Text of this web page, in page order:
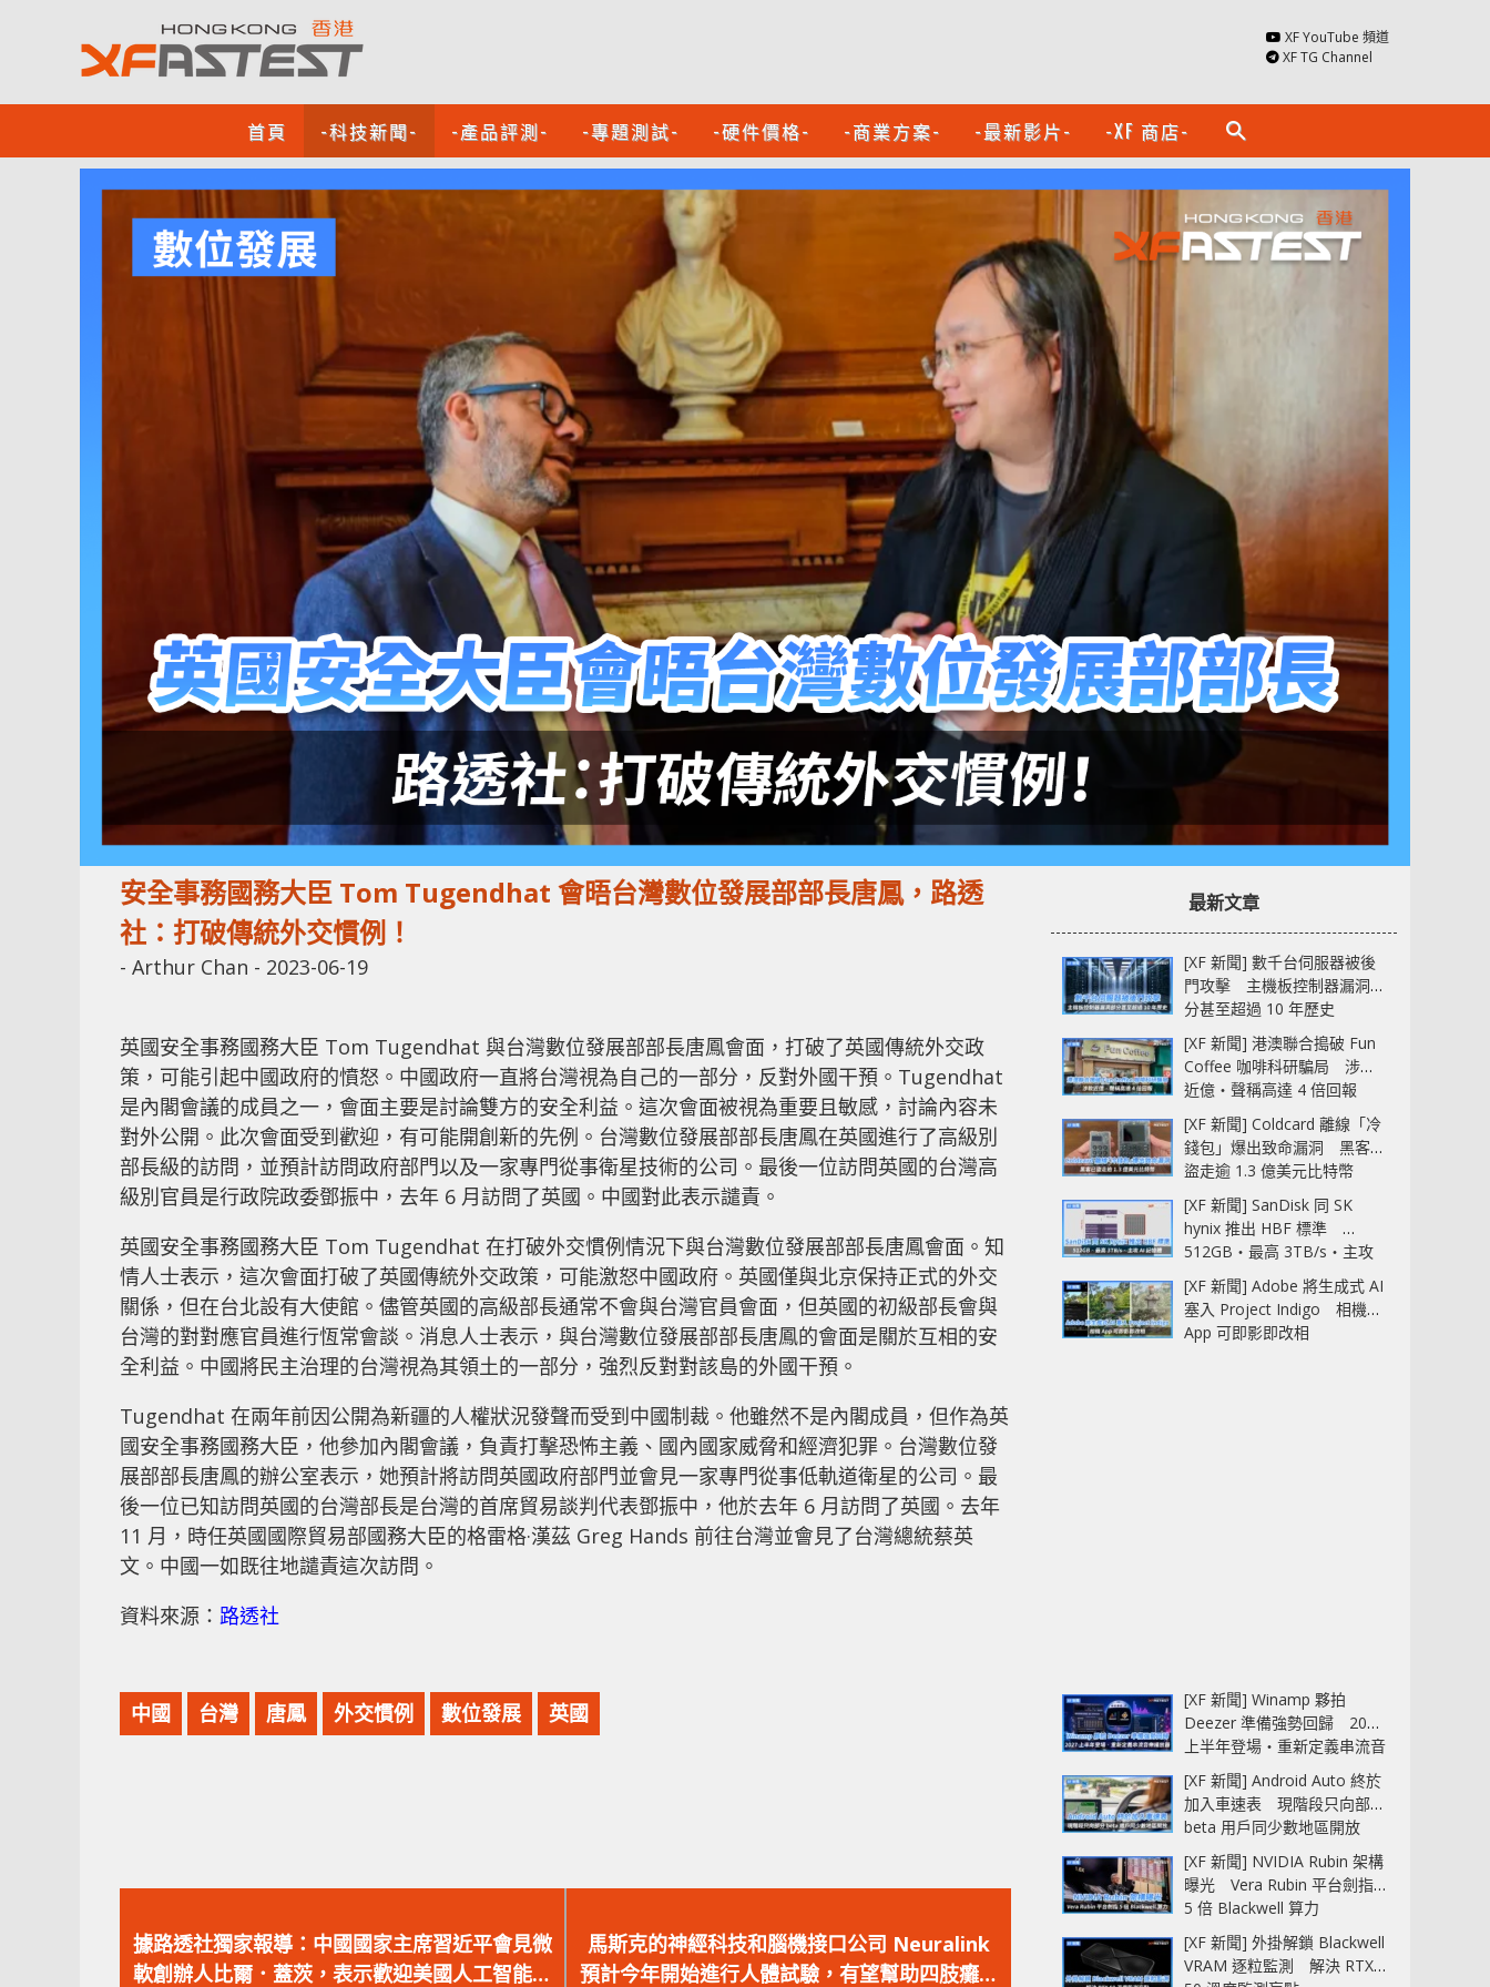
XF YouTube 頻道
XF TG Channel
首頁 -科技新聞- -產品評測- -專題測試- -硬件價格- -商業方案- -最新影片- -XF 商店- search
安全事務國務大臣 Tom Tugendhat 會晤台灣數位發展部部長唐鳳，路透
社：打破傳統外交慣例！
- Arthur Chan - 2023-06-19
英國安全事務國務大臣 Tom Tugendhat 與台灣數位發展部部長唐鳳會面，打破了英國傳統外交政
策，可能引起中國政府的憤怒。中國政府一直將台灣視為自己的一部分，反對外國干預。Tugendhat
是內閣會議的成員之一，會面主要是討論雙方的安全利益。這次會面被視為重要且敏感，討論內容未
對外公開。此次會面受到歡迎，有可能開創新的先例。台灣數位發展部部長唐鳳在英國進行了高級別
部長級的訪問，並預計訪問政府部門以及一家專門從事衛星技術的公司。最後一位訪問英國的台灣高
級別官員是行政院政委鄧振中，去年 6 月訪問了英國。中國對此表示譴責。
英國安全事務國務大臣 Tom Tugendhat 在打破外交慣例情況下與台灣數位發展部部長唐鳳會面。知
情人士表示，這次會面打破了英國傳統外交政策，可能激怒中國政府。英國僅與北京保持正式的外交
關係，但在台北設有大使館。儘管英國的高級部長通常不會與台灣官員會面，但英國的初級部長會與
台灣的對對應官員進行恆常會談。消息人士表示，與台灣數位發展部部長唐鳳的會面是關於互相的安
全利益。中國將民主治理的台灣視為其領土的一部分，強烈反對對該島的外國干預。
Tugendhat 在兩年前因公開為新疆的人權狀況發聲而受到中國制裁。他雖然不是內閣成員，但作為英
國安全事務國務大臣，他參加內閣會議，負責打擊恐怖主義、國內國家威脅和經濟犯罪。台灣數位發
展部部長唐鳳的辦公室表示，她預計將訪問英國政府部門並會見一家專門從事低軌道衛星的公司。最
後一位已知訪問英國的台灣部長是台灣的首席貿易談判代表鄧振中，他於去年 6 月訪問了英國。去年
11 月，時任英國國際貿易部國務大臣的格雷格·漢茲 Greg Hands 前往台灣並會見了台灣總統蔡英
文。中國一如既往地譴責這次訪問。
資料來源： 路透社
中國 台灣 唐鳳 外交慣例 數位發展 英國
一
篇
據路透社獨家報導：中國國家主席習近平會見微
軟創辦人比爾．蓋茨，表示歡迎美國人工智能技
一
篇
馬斯克的神經科技和腦機接口公司 Neuralink
預計今年開始進行人體試驗，有望幫助四肢癱瘓
最新文章
[XF 新聞] 數千台伺服器被後
門攻擊 主機板控制器漏洞部
分甚至超過 10 年歷史
[XF 新聞] 港澳聯合搗破 Fun
Coffee 咖啡科研騙局 涉款
近億‧聲稱高達 4 倍回報
[XF 新聞] Coldcard 離線「冷
錢包」爆出致命漏洞 黑客已
盜走逾 1.3 億美元比特幣
[XF 新聞] SanDisk 同 SK
hynix 推出 HBF 標準
512GB‧最高 3TB/s‧主攻
AI 記憶體
[XF 新聞] Adobe 將生成式 AI
塞入 Project Indigo 相機
App 可即影即改相
[XF 新聞] Winamp 夥拍
Deezer 準備強勢回歸 2027
上半年登場‧重新定義串流音
樂播放器
[XF 新聞] Android Auto 終於
加入車速表 現階段只向部分
beta 用戶同少數地區開放
[XF 新聞] NVIDIA Rubin 架構
曝光 Vera Rubin 平台劍指
5 倍 Blackwell 算力
[XF 新聞] 外掛解鎖 Blackwell
VRAM 逐粒監測 解決 RTX